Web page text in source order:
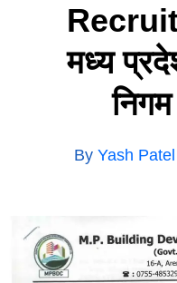
मध्य
By Yash Patel